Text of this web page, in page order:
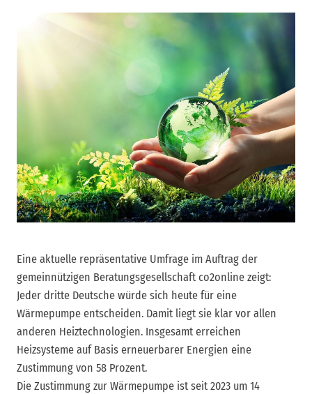
Eine aktuelle repräsentative Umfrage im Auftrag der
gemeinnützigen Beratungsgesellschaft co2online zeigt:
Jeder dritte Deutsche würde sich heute für eine
Wärmepumpe entscheiden. Damit liegt sie klar vor allen
anderen Heiztechnologien. Insgesamt erreichen
Heizsysteme auf Basis erneuerbarer Energien eine
Zustimmung von 58 Prozent.
Die Zustimmung zur Wärmepumpe ist seit 2023 um 14